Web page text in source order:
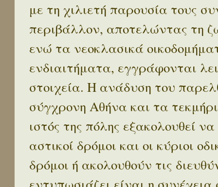
με τη χιλιετή παρουσία τους
περιβάλλον, αποτελώντας τη
ενώ τα νεοκλασικά
ενδιαιτήματα, εγγράφονται
στοιχεία. Η ανάδυση του
σύγχρονη Αθήνα και τα
ιστός της πόλης εξακολουθεί
αστικοί δρόμοι και οι κύριοι
δρόμοι ή ακολουθούν τις